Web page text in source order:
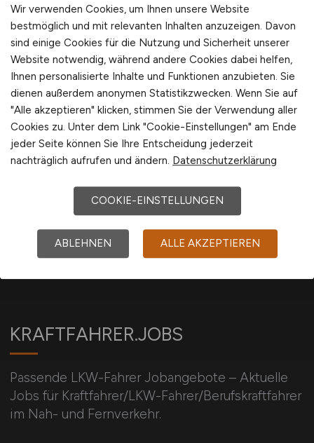
Jobfinder abonnieren
Der Jobfinder von KRAFTFAHRER.JOBS
informiert Sie regelmäßig und
kostenfrei über aktuelle und passende
Jobs.Sie erhalten die Jobangebote
bequem und automatisch per E-Mail –
so entgehen Ihnen keine offenen neuen
Jobs.
KRAFTFAHRER.JOBS
Passende LKW-Fahrer Jobangebote – Aktuelle
Jobs für Kraftfahrer/LKW-Fahrer/Berufskraftfahrer
im Nah- und Fernverkehr.
Wir verwenden Cookies, um Ihnen unsere Website
bestmöglich und mit relevanten Inhalten anzuzeigen. Davon
sind einige Cookies für die Nutzung und Sicherheit unserer
Website notwendig, während andere Cookies dabei helfen,
Ihnen personalisierte Inhalte und Funktionen anzubieten. Sie
dienen außerdem anonymen Statistikzwecken. Wenn Sie auf
"Alle akzeptieren" klicken, stimmen Sie der Verwendung aller
Cookies zu. Unter dem Link "Cookie-Einstellungen" am Ende
jeder Seite können Sie Ihre Entscheidung jederzeit
nachträglich aufrufen und ändern. Datenschutzerklärung
COOKIE-EINSTELLUNGEN
ABLEHNEN ALLE AKZEPTIEREN